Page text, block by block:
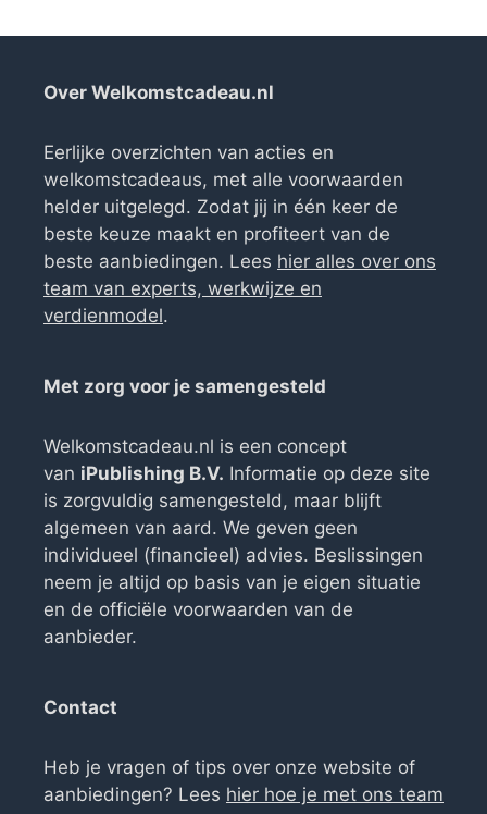
Over Welkomstcadeau.nl
Eerlijke overzichten van acties en
welkomstcadeaus, met alle voorwaarden
helder uitgelegd. Zodat jij in één keer de
beste keuze maakt en profiteert van de
beste aanbiedingen. Lees hier alles over ons
team van experts, werkwijze en
verdienmodel.
Met zorg voor je samengesteld
Welkomstcadeau.nl is een concept
van iPublishing B.V. Informatie op deze site
is zorgvuldig samengesteld, maar blijft
algemeen van aard. We geven geen
individueel (financieel) advies. Beslissingen
neem je altijd op basis van je eigen situatie
en de officiële voorwaarden van de
aanbieder.
Contact
Heb je vragen of tips over onze website of
aanbiedingen? Lees hier hoe je met ons team